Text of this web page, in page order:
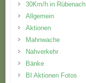
30Km/h in Rübenach
Allgemein
Aktionen
Mahnwache
Nahverkehr
Bänke
BI Aktionen Fotos